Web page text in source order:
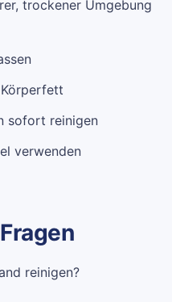
trockener Umgebung
sofort reinigen
verwenden
reinigen?